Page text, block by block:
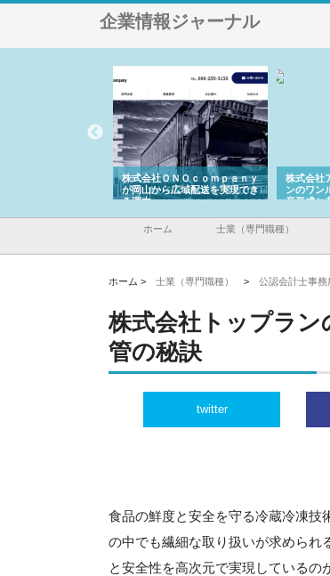
企業情報ジャーナル
株式会社ＯＮＯｃｏｍｐａｎｙ
が岡山から広域配送を実現でき
る理由
株式会社
ンのワン
産形成と
ホーム 士業（専門職種）
ホーム > 士業（専門職種） > 公認会計士事務
株式会社トップラン
管の秘訣
twitter
食品の鮮度と安全を守る冷蔵冷凍技
の中でも繊細な取り扱いが求められ
と安全性を高次元で実現しているの